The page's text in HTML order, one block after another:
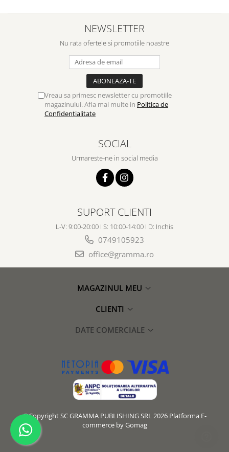
NEWSLETTER
Nu rata ofertele si promotiile noastre
Vreau sa primesc newsletter cu promotiile
magazinului. Afla mai multe in Politica de
Confidentialitate
SOCIAL
Urmareste-ne in social media
SUPORT CLIENTI
L-V: 9:00-20:00 I S: 10:00-14:00 I D: Inchis
0749105923
office@gramma.ro
MAGAZINUL MEU
CLIENTI
DATE COMERCIALE
©Copyright SC GRAMMA PUBLISHING SRL 2026 Platforma E-
commerce by Gomag